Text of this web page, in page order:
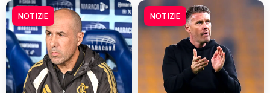
NOTIZIE NOTIZIE